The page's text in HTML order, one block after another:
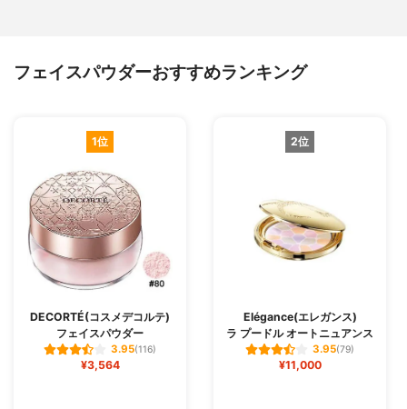
フェイスパウダーおすすめランキング
1位
DECORTÉ(コスメデコルテ)
フェイスパウダー
3.95(116)
¥3,564
2位
Elégance(エレガンス)
ラ プードル オートニュアンス
3.95(79)
¥11,000